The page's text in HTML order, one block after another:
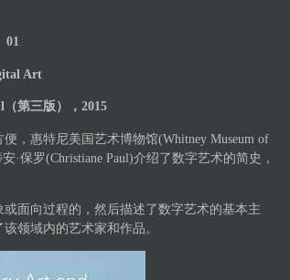
01
Art
第三版），2015
，惠特尼美国艺术博物馆(Whitney Museum of
·保罗(Christiane Paul)介绍了数字艺术的简史，
面向过程的，然后描述了数字艺术的基本主
领域内的艺术家和作品。